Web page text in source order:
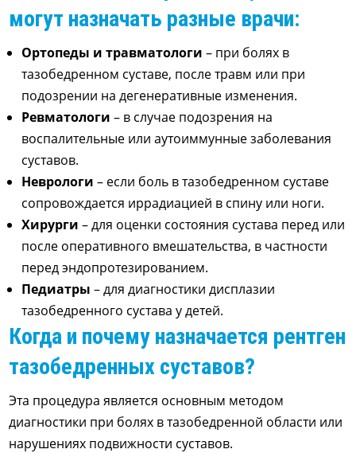
могут назначать разные врачи:
Ортопеды и травматологи – при болях в
тазобедренном суставе, после травм или при
подозрении на дегенеративные изменения.
Ревматологи – в случае подозрения на
воспалительные или аутоиммунные заболевания
суставов.
Неврологи – если боль в тазобедренном суставе
сопровождается иррадиацией в спину или ноги.
Хирурги – для оценки состояния сустава перед или
после оперативного вмешательства, в частности
перед эндопротезированием.
Педиатры – для диагностики дисплазии
тазобедренного сустава у детей.
Когда и почему назначается рентген
тазобедренных суставов?
Эта процедура является основным методом
диагностики при болях в тазобедренной области или
нарушениях подвижности суставов.